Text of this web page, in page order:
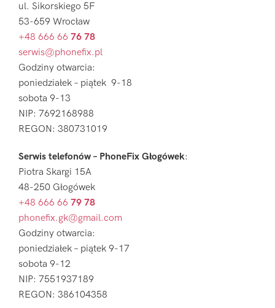
ul. Sikorskiego 5F
53-659 Wrocław
+48 666 66 76 78
serwis@phonefix.pl
Godziny otwarcia:
poniedziałek – piątek 9-18
sobota 9-13
NIP: 7692168988
REGON: 380731019
Serwis telefonów – PhoneFix Głogówek:
Piotra Skargi 15A
48-250 Głogówek
+48 666 66 79 78
phonefix.gk@gmail.com
Godziny otwarcia:
poniedziałek – piątek 9-17
sobota 9-12
NIP: 7551937189
REGON: 386104358